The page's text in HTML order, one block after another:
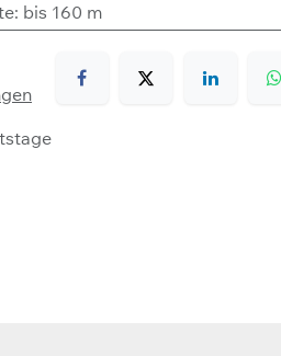
: bis 160 m